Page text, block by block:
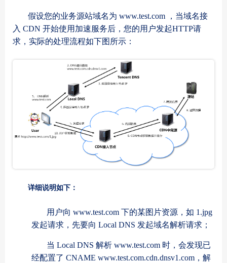
假设您的业务源站域名为 www.test.com ，当域名接
入 CDN 开始使用加速服务后，您的用户发起HTTP请
求，实际的处理流程如下图所示：
详细说明如下：
用户向 www.test.com 下的某图片资源，如 1.jpg
发起请求，先要向 Local DNS 发起域名解析请求；
当 Local DNS 解析 www.test.com 时，会发现已
经配置了 CNAME www.test.com.cdn.dnsv1.com，解